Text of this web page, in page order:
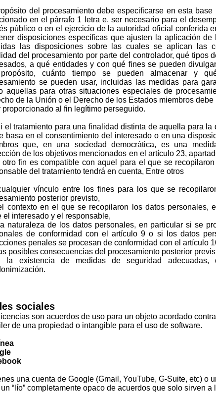
del procesamiento debe especificarse en esta
en el párrafo 1 letra e, ser necesario para el
público o en el ejercicio de la autoridad oficial conferida
disposiciones específicas que ajusten la aplicación
las disposiciones sobre las cuales se aplican las
del procesamiento por parte del controlador, qué tipos
a qué entidades y con qué fines se pueden
cuánto tiempo se pueden almacenar y
se pueden usar, incluidas las medidas para
aquellas para otras situaciones especiales de
de la Unión o el Derecho de los Estados miembros
proporcionado al fin legítimo perseguido.
el tratamiento para una finalidad distinta de aquella para
basa en el consentimiento del interesado o en una
que, en una sociedad democrática, es una
de los objetivos mencionados en el artículo 23,
otro fin es compatible con aquel para el que se
del tratamiento tendrá en cuenta, Entre otros
vínculo entre los fines para los que se
posterior previsto,
contexto en el que se recopilaron los datos personales,
el interesado y el responsable,
naturaleza de los datos personales, en particular si se
de conformidad con el artículo 9 o si los datos
penales se procesan de conformidad con el artículo
posibles consecuencias del procesamiento posterior
existencia de medidas de seguridad
sociales
son acuerdos de uso para un objeto acordado
de una propiedad o intangible para el uso de software.
una cuenta de Google (Gmail, YouTube, G-Suite, etc) o
“lío” completamente opaco de acuerdos que solo sirven